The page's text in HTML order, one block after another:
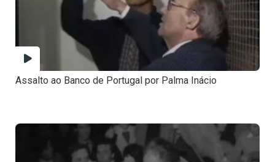
Assalto ao Banco de Portugal por Palma Inácio